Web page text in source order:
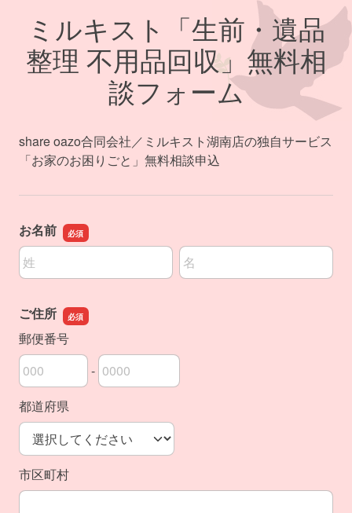
ミルキスト「生前・遺品
整理 不用品回収」無料相
談フォーム
share oazo合同会社／ミルキスト湖南店の独自サービス
「お家のお困りごと」無料相談申込
お名前
名前の姓
名前の名
ご住所
郵便番号
郵便番号の上3桁
-
郵便番号の下4桁
都道府県
市区町村